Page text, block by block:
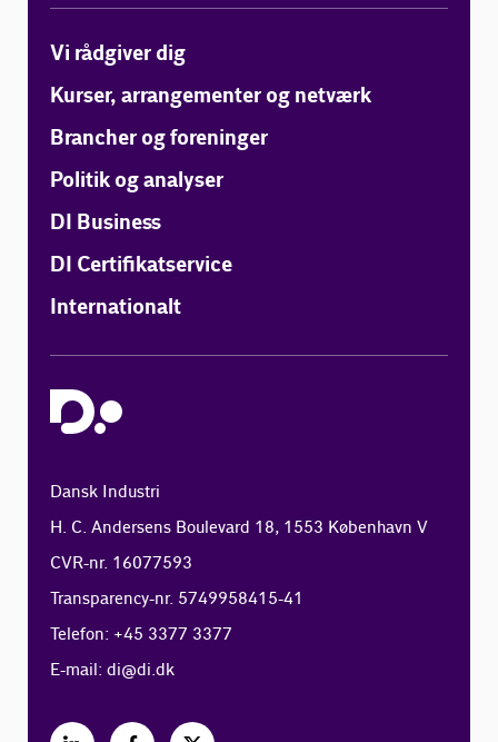
Vi rådgiver dig
Kurser, arrangementer og netværk
Brancher og foreninger
Politik og analyser
DI Business
DI Certifikatservice
Internationalt
Dansk Industri
H. C. Andersens Boulevard 18, 1553 København V
CVR-nr. 16077593
Transparency-nr. 5749958415-41
Telefon: +45 3377 3377
E-mail:di@di.dk